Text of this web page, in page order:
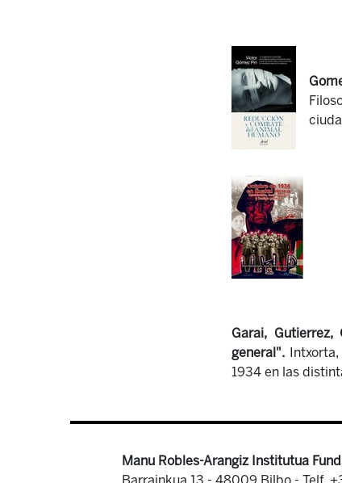
Garai, Gutierrez,
general".
1934 en las
Manu Robles-Arangiz Institutua
Barrainkua 13 - 48009 Bilbo - Telf.